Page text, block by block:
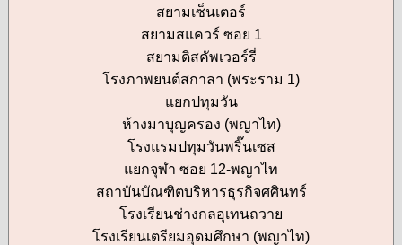
สยามเซ็นเตอร์
สยามสแควร์ ซอย 1
สยามดิสคัพเวอร์รี่
โรงภาพยนต์สกาลา (พระราม 1)
แยกปทุมวัน
ห้างมาบุญครอง (พญาไท)
โรงแรมปทุมวันพริ๊นเซส
แยกจุฬา ซอย 12-พญาไท
สถาบันบัณฑิตบริหารธุรกิจศศินทร์
โรงเรียนช่างกลอุเทนถวาย
โรงเรียนเตรียมอุดมศึกษา (พญาไท)